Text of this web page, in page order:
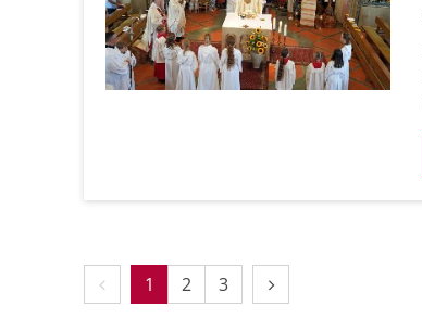
Vorherige Seite
1 2 3 Nächste Seite